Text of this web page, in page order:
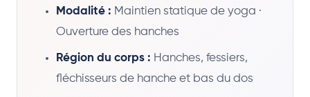
Modalité : Maintien statique de yoga ·
Ouverture des hanches
Région du corps : Hanches, fessiers,
fléchisseurs de hanche et bas du dos